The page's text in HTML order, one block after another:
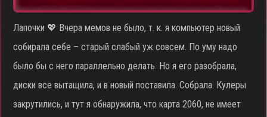
Лапочки 💖 Вчера мемов не было, т. к. я компьютер новый
собирала себе – старый слабый уж совсем. По уму надо
было бы с него параллельно делать. Но я его разобрала,
диски все вытащила, и в новый поставила. Собрала. Кулеры
закрутились, и тут я обнаружила, что карта 2060, не имеет